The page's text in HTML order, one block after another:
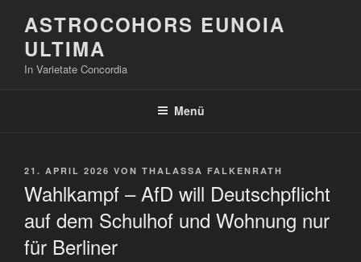
Inhalt
springen
ASTROCOHORS EUNOIA
ULTIMA
In Varietate Concordia
Menü
VERÖFFENTLICHT
21. APRIL 2026 VON THALASSA FALKENRATH
Wahlkampf – AfD will Deutschpflicht
auf dem Schulhof und Wohnung nur
für Berliner